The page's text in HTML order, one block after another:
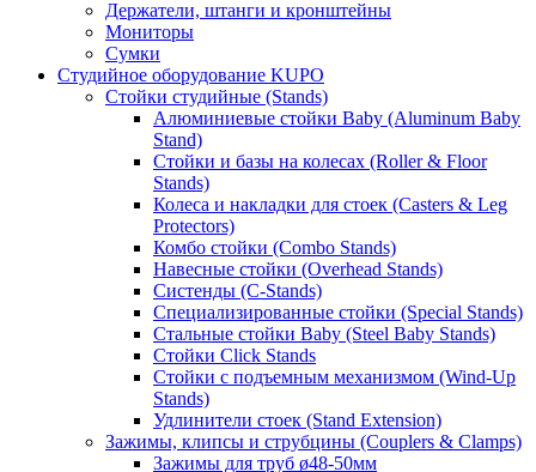
Держатели, штанги и кронштейны
Мониторы
Сумки
Студийное оборудование KUPO
Стойки студийные (Stands)
Алюминиевые стойки Baby (Aluminum Baby
Stand)
Стойки и базы на колесах (Roller & Floor
Stands)
Колеса и накладки для стоек (Casters & Leg
Protectors)
Комбо стойки (Combo Stands)
Навесные стойки (Overhead Stands)
Систенды (C-Stands)
Специализированные стойки (Special Stands)
Стальные стойки Baby (Steel Baby Stands)
Стойки Click Stands
Стойки с подъемным механизмом (Wind-Up
Stands)
Удлинители стоек (Stand Extension)
Зажимы, клипсы и струбцины (Couplers & Clamps)
Зажимы для труб ø48-50мм